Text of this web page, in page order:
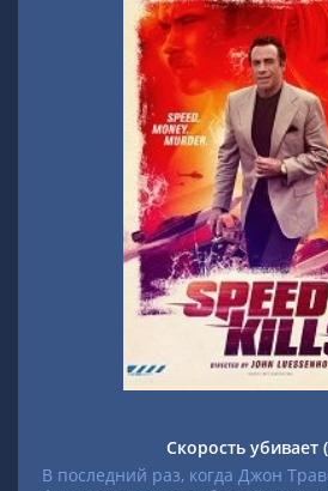
Скорость убивает
В последний раз, когда Джон